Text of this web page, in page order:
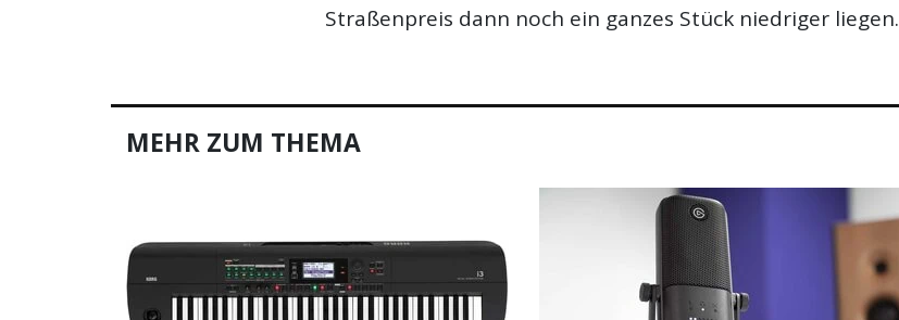
Straßenpreis dann noch ein ganzes Stück niedriger liegen.
MEHR ZUM THEMA